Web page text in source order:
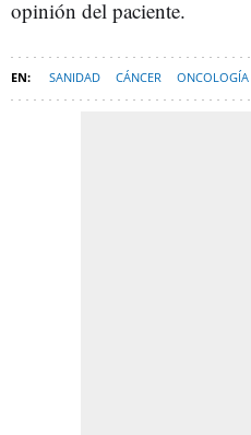
opinión del paciente.
SANIDAD CÁNCER ONCOLOGÍA